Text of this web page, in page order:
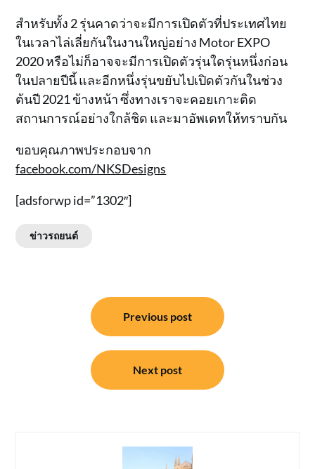
สำหรับทั้ง 2 รุ่นคาดว่าจะมีการเปิดตัวที่ประเทศไทย
ในเวลาไล่เลี่ยกันในงานใหญ่อย่าง Motor EXPO
2020 หรือไม่ก็อาจจะมีการเปิดตัวรุ่นใดรุ่นหนึ่งก่อน
ในปลายปีนี้ และอีกหนึ่งรุ่นขยับไปเปิดตัวกันในช่วง
ต้นปี 2021 ข้างหน้า ซึ่งทางเราจะคอยเกาะติด
สถานการณ์อย่างใกล้ชิด และมาอัพเดทให้ทราบกัน
ขอบคุณภาพประกอบจาก
facebook.com/NKSDesigns
[adsforwp id=”1302″]
ข่าวรถยนต์
Previous post
Next post